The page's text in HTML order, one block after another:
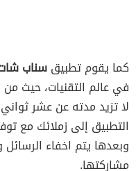
كما يقوم تطبيقسناب
في عالم التقنيات، حيث
لا تزيد مدته عن عشر
التطبيق إلى زملائك مع
وبعدها يتم اخفاء
مشاركتها.